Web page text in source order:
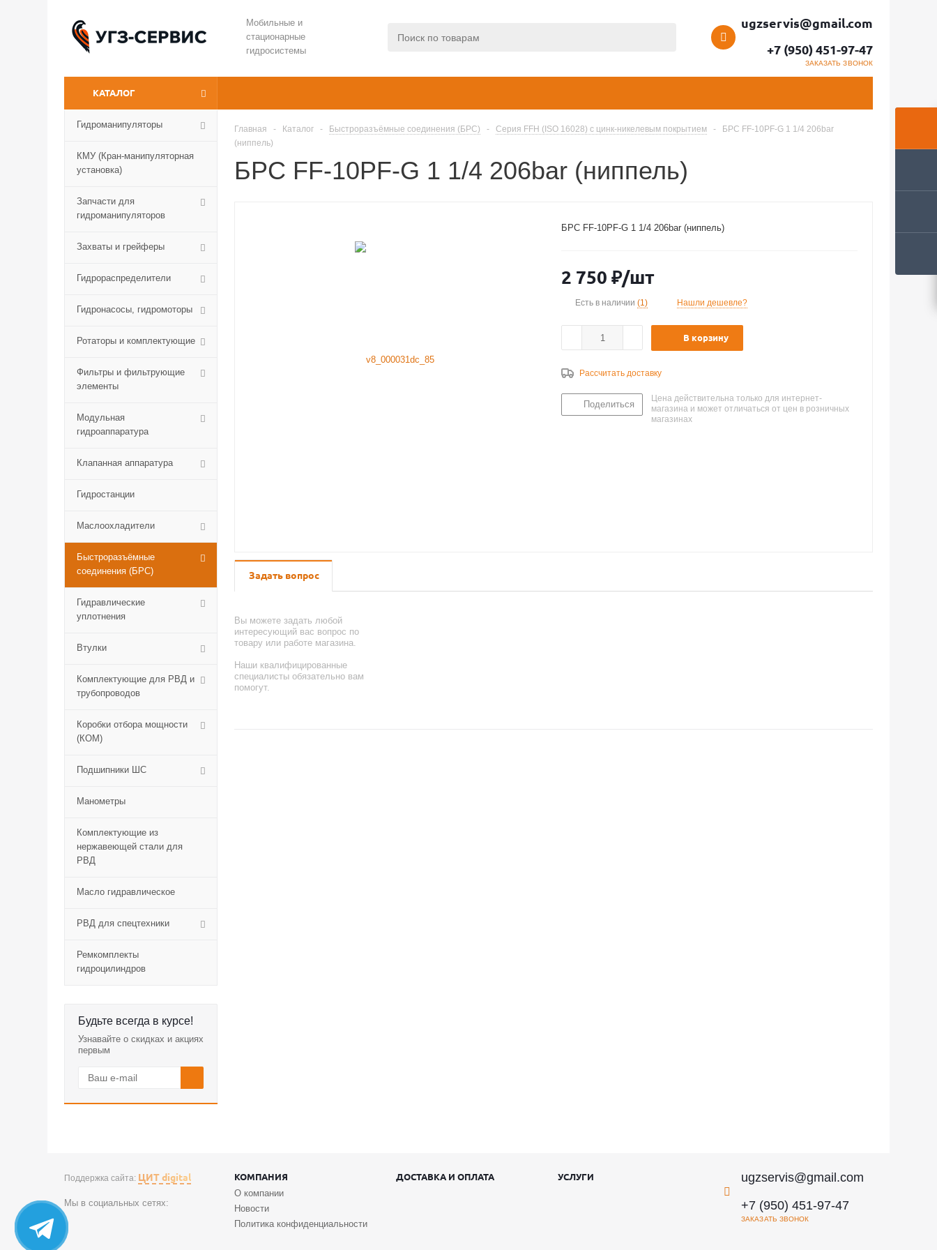
Мобильные и
стационарные
гидросистемы
ugzservis@gmail.com
+7 (950) 451-97-47
ЗАКАЗАТЬ ЗВОНОК
КАТАЛОГ
Гидроманипуляторы
КМУ (Кран-манипуляторная
установка)
Запчасти для
гидроманипуляторов
Захваты и грейферы
Гидрораспределители
Гидронасосы, гидромоторы
Ротаторы и комплектующие
Фильтры и фильтрующие
элементы
Модульная
гидроаппаратура
Клапанная аппаратура
Гидростанции
Маслоохладители
Быстроразъёмные
соединения (БРС)
Гидравлические
уплотнения
Втулки
Комплектующие для РВД и
трубопроводов
Коробки отбора мощности
(КОМ)
Подшипники ШС
Манометры
Комплектующие из
нержавеющей стали для
РВД
Масло гидравлическое
РВД для спецтехники
Ремкомплекты
гидроцилиндров
Будьте всегда в курсе!
Узнавайте о скидках и акциях
первым
Главная - Каталог - Быстроразъёмные соединения (БРС) - Серия FFH (ISO 16028) с цинк-никелевым покрытием -
БРС FF-10PF-G 1 1/4 206bar
(ниппель)
БРС FF-10PF-G 1 1/4 206bar (ниппель)
БРС FF-10PF-G 1 1/4 206bar (ниппель)
2 750 ₽/шт
Есть в наличии (1) Нашли дешевле?
В корзину
Рассчитать доставку
Поделиться
Цена действительна только для интернет-
магазина и может отличаться от цен в розничных
магазинах
Задать вопрос
Вы можете задать любой
интересующий вас вопрос по
товару или работе магазина.
Наши квалифицированные
специалисты обязательно вам
помогут.
Поддержка сайта: ЦИТ digital
Мы в социальных сетях:
КОМПАНИЯ ДОСТАВКА И ОПЛАТА УСЛУГИ
О компании
Новости
Политика конфиденциальности
ugzservis@gmail.com
+7 (950) 451-97-47
ЗАКАЗАТЬ ЗВОНОК